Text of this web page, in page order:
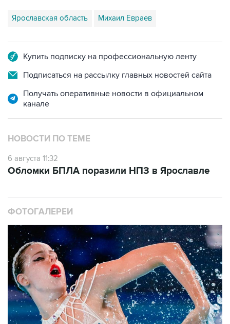
Ярославская область Михаил Евраев
Купить подписку на профессиональную ленту
Подписаться на рассылку главных новостей сайта
Получать оперативные новости в официальном
канале
НОВОСТИ ПО ТЕМЕ
6 августа 11:32
Обломки БПЛА поразили НПЗ в Ярославле
ФОТОГАЛЕРЕИ